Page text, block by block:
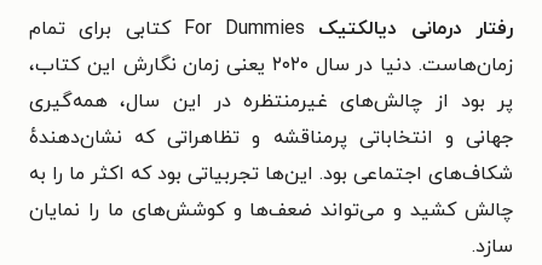
رفتار درمانی دیالکتیک
For Dummies کتابی برای تمام
زمان‌هاست. دنیا در سال ۲۰۲۰ یعنی زمان نگارش این کتاب،
پر بود از چالش‌های غیرمنتظره در این سال، همه‌گیری
جهانی و انتخاباتی پرمناقشه و تظاهراتی که نشان‌دهندهٔ
شکاف‌های اجتماعی بود. این‌ها تجربیاتی بود که اکثر ما را به
چالش کشید و می‌تواند ضعف‌ها و کوشش‌های ما را نمایان
سازد.